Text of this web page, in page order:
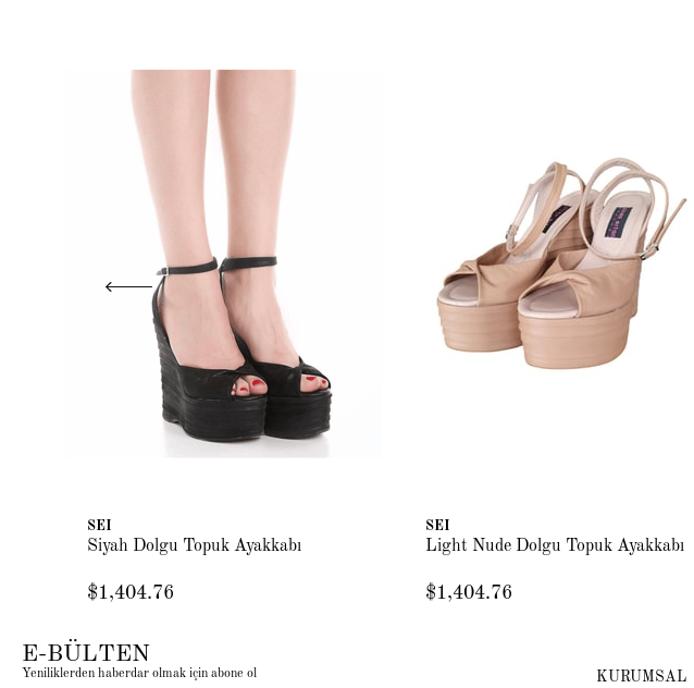
SEI
Siyah Dolgu Topuk Ayakkabı
$1,404.76
SEI
Light Nude Dolgu Topuk Ayakkabı
$1,404.76
E-BÜLTEN
Yeniliklerden haberdar olmak için abone ol KURUMSAL